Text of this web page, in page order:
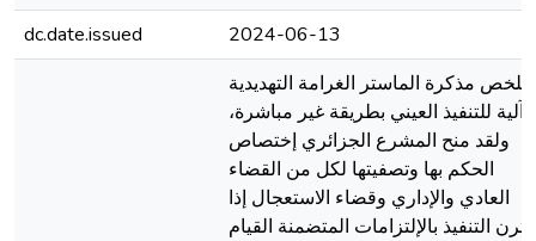
dc.date.issued
2024-06-13
مذكرة الماستر الغرامة التهدیدیة
آلیة للتنفیذ العیني بطریقة غیر مباشرة،
ولقد منح المشرع الجزائري إختصاص
الحكم بها وتصفیتها لكل من القضاء
العادي والإداري وقضاء الاستعجال إذا
التنفیذ بالإلتزامات المتضمنة القیام